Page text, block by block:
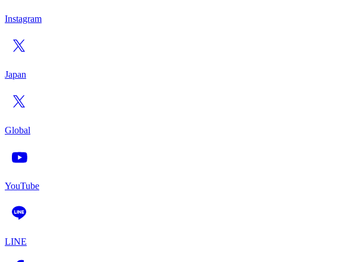
Instagram
Japan
Global
YouTube
LINE